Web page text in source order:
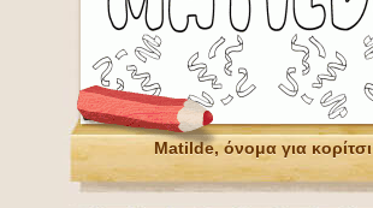
Matilde, όνομα για κορίτσι